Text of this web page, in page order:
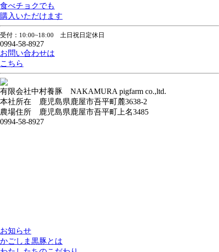
食べチョクでも
購入いただけます
受付：10:00~18:00 土日祝日定休日
0994-58-8927
お問い合わせは
こちら
有限会社中村養豚 NAKAMURA pigfarm co.,ltd.
本社所在
鹿児島県鹿屋市吾平町麓3638-2
農場住所
鹿児島県鹿屋市吾平町上名3485
0994-58-8927
お知らせ
かごしま黒豚とは